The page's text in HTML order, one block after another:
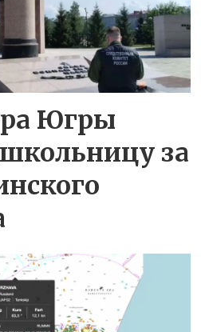
Югры
за